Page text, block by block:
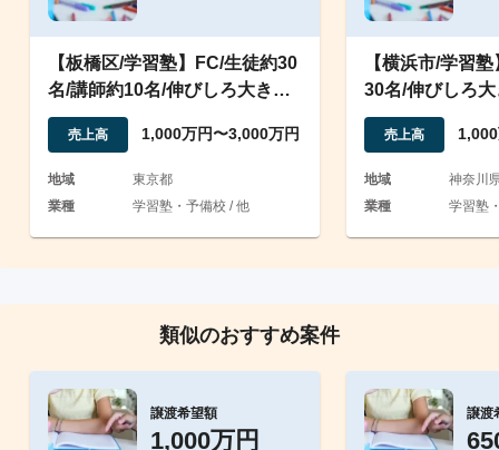
【板橋区/学習塾】FC/生徒約30
名/講師約10名/伸びしろ大きな
塾の事業譲渡
売上高 1,000万円〜3,000万円
地域
東京都
業種
学習塾・予備校 / 他
【横浜市/学習
30名/伸びしろ
譲渡
売上高
地域
神奈川
業種
学習塾
類似のおすすめ案件
譲渡希望額
1,000万円
譲渡